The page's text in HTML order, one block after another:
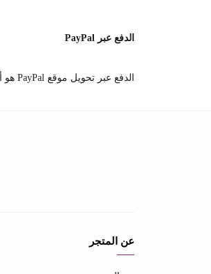
الدفع عبر PayPal
الدفع عبر تحويل موقع PayPal هو أحد الطرق المتاحة على متجرنا،
عن المتجر